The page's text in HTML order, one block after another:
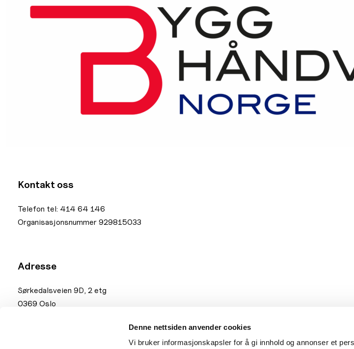
Denne nettsiden anvender cookies
Vi bruker informasjonskapsler for å gi innhold og annonser et
Kontakt oss
Telefon tel: 414 64 146
Organisasjonsnummer 929815033
Adresse
Sørkedalsveien 9D, 2 etg
0369 Oslo
mb.33170@xledger.net